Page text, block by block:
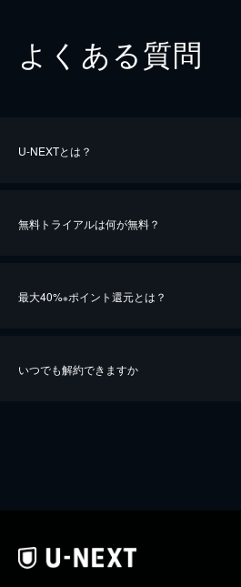
よくある質問
U-NEXTとは？
無料トライアルは何が無料？
最大40%※ポイント還元とは？
いつでも解約できますか